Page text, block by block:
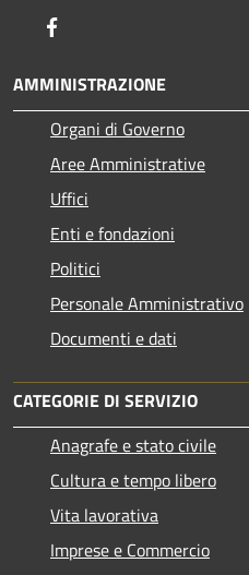
AMMINISTRAZIONE
Organi di Governo
Aree Amministrative
Uffici
Enti e fondazioni
Politici
Personale Amministrativo
Documenti e dati
CATEGORIE DI SERVIZIO
Anagrafe e stato civile
Cultura e tempo libero
Vita lavorativa
Imprese e Commercio